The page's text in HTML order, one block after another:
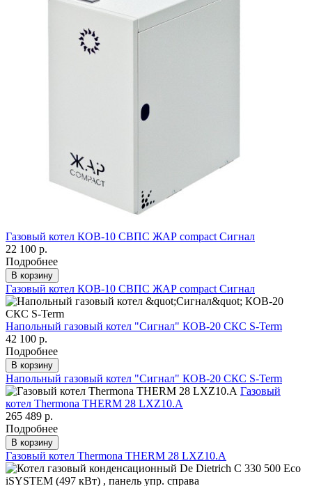
Газовый котел КОВ-10 СВПС ЖАР compact Сигнал
22 100 р.
Подробнее
В корзину
Газовый котел КОВ-10 СВПС ЖАР compact Сигнал
Напольный газовый котел "Сигнал" КОВ-20 СКС S-Term
42 100 р.
Подробнее
В корзину
Напольный газовый котел "Сигнал" КОВ-20 СКС S-Term
Газовый
котел Thermona THERM 28 LXZ10.A
265 489 р.
Подробнее
В корзину
Газовый котел Thermona THERM 28 LXZ10.A